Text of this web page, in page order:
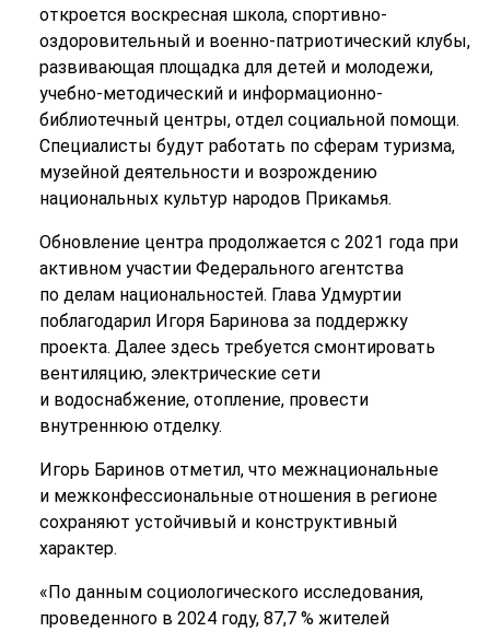
откроется воскресная школа, спортивно-
оздоровительный и военно-патриотический клубы,
развивающая площадка для детей и молодежи,
учебно-методический и информационно-
библиотечный центры, отдел социальной помощи.
Специалисты будут работать по сферам туризма,
музейной деятельности и возрождению
национальных культур народов Прикамья.
Обновление центра продолжается с 2021 года при
активном участии Федерального агентства
по делам национальностей. Глава Удмуртии
поблагодарил Игоря Баринова за поддержку
проекта. Далее здесь требуется смонтировать
вентиляцию, электрические сети
и водоснабжение, отопление, провести
внутреннюю отделку.
Игорь Баринов отметил, что межнациональные
и межконфессиональные отношения в регионе
сохраняют устойчивый и конструктивный
характер.
«По данным социологического исследования,
проведенного в 2024 году, 87,7 % жителей